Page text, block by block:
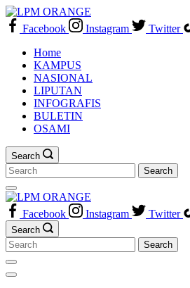
Skip
to
content
Facebook Instagram Twitter
Home
KAMPUS
NASIONAL
LIPUTAN
INFOGRAFIS
BULETIN
OSAMI
Search
Search
for:
Facebook Instagram Twitter
Search
Search
for: